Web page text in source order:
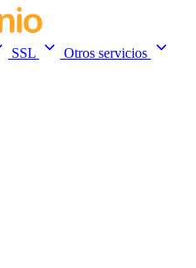
SSL
Otros servicios